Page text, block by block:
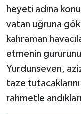
heyeti adına
vatan uğruna
kahraman
etmenin gururunu
Yurdunseven,
taze
rahmetle